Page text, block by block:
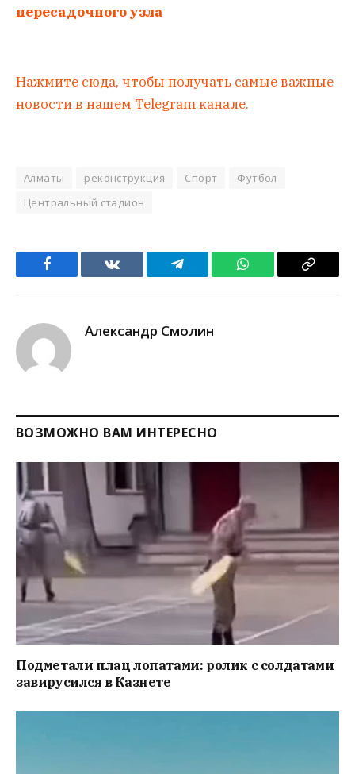
пересадочного узла
Нажмите сюда, чтобы получать самые важные
новости в нашем Telegram канале.
Алматы реконструкция Спорт
Футбол
Центральный стадион
Facebook VKontakteTelegram WhatsApp Copy
Александр Смолин
ВОЗМОЖНО ВАМ ИНТЕРЕСНО
Подметали плац лопатами: ролик с солдатами
завирусился в Казнете